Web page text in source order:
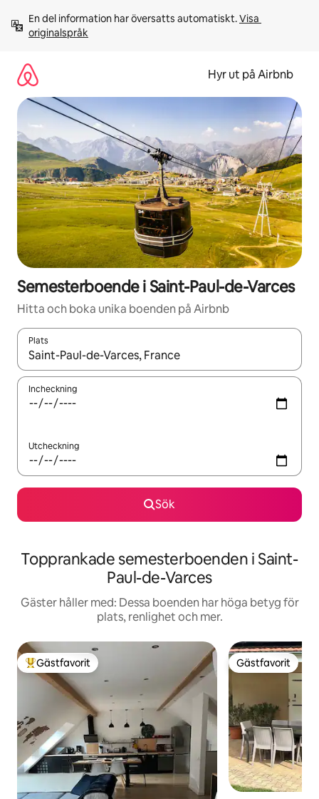
innehåll
En del information har översatts automatiskt. Visa
originalspråk
Hyr ut på Airbnb
Semesterboende i Saint-Paul-de-Varces
Hitta och boka unika boenden på Airbnb
Plats
När resultaten är tillgängliga kan du navigera med upp- och
Incheckning
Utcheckning
Sök
Topprankade semesterboenden i Saint-
Paul-de-Varces
Gäster håller med: Dessa boenden har höga betyg för
plats, renlighet och mer.
Populär gästfavorit
Gästfavorit Gästfavorit
Gästfavorit